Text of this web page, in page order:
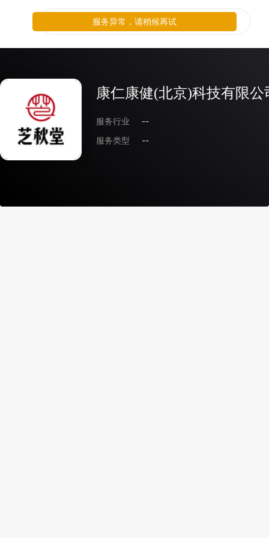
康仁康健(北京)科技有限公
服务行业
--
服务类型
--
服务异常，请稍候再试